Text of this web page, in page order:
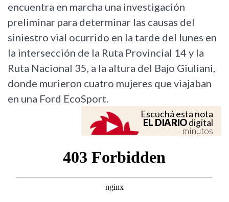
encuentra en marcha una investigación
preliminar para determinar las causas del
siniestro vial ocurrido en la tarde del lunes en
la intersección de la Ruta Provincial 14 y la
Ruta Nacional 35, a la altura del Bajo Giuliani,
donde murieron cuatro mujeres que viajaban
en una Ford EcoSport.
Escuchá esta nota
EL DIARIOdigital
minutos